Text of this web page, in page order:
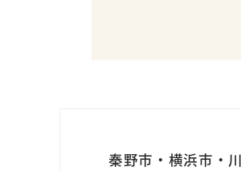
秦野市・横浜市・